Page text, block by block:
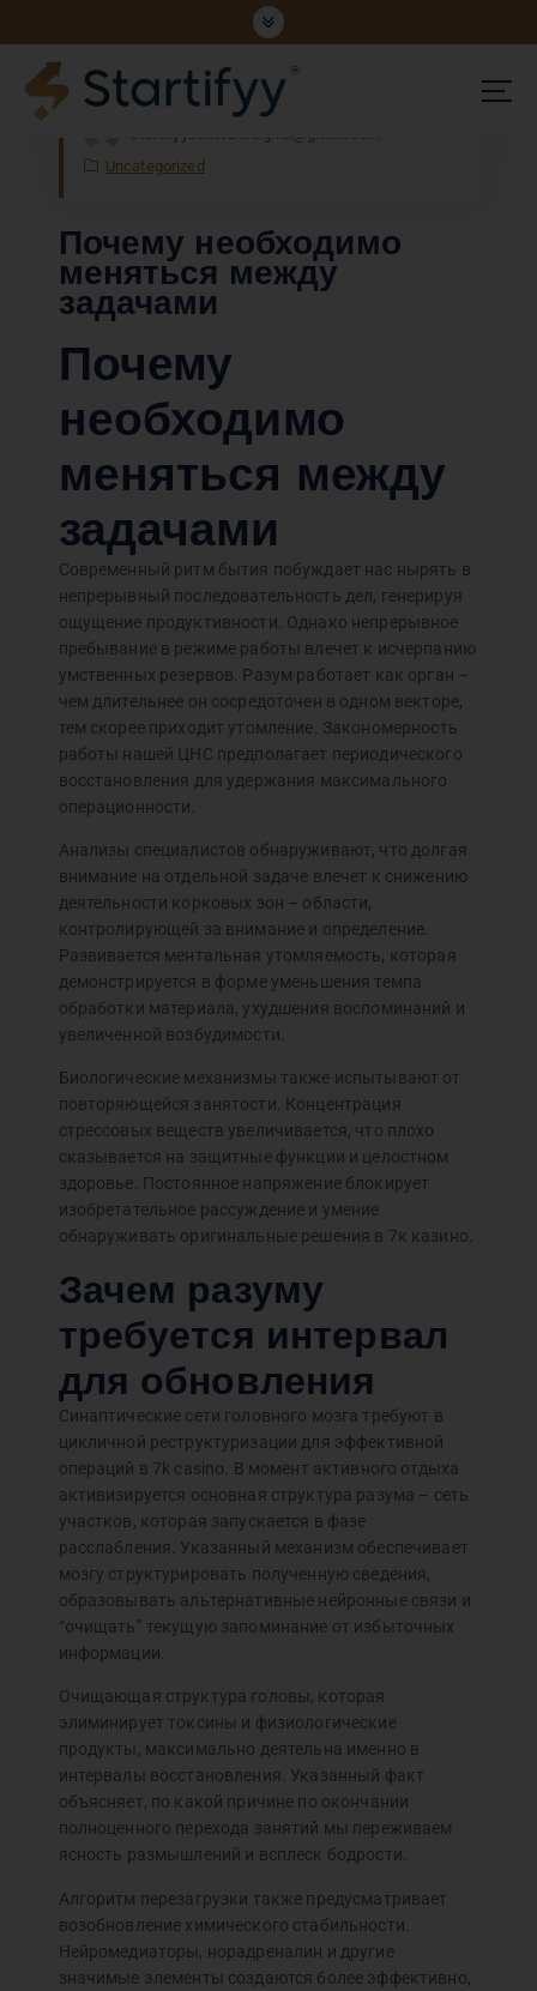
UNLOCKING OPPORTUNITIES
Nov, Mon, 2025
Uncategorized
Почему необходимо
меняться между
задачами
Почему
необходимо
меняться между
задачами
Современный ритм бытия побуждает нас нырять в
непрерывный последовательность дел, генерируя
ощущение продуктивности. Однако непрерывное
пребывание в режиме работы влечет к исчерпанию
умственных резервов. Разум работает как орган –
чем длительнее он сосредоточен в одном векторе,
тем скорее приходит утомление. Закономерность
работы нашей ЦНС предполагает периодического
восстановления для удержания максимального
операционности.
Анализы специалистов обнаруживают, что долгая
внимание на отдельной задаче влечет к снижению
деятельности корковых зон – области,
контролирующей за внимание и определение.
Развивается ментальная утомляемость, которая
демонстрируется в форме уменьшения темпа
обработки материала, ухудшения воспоминаний и
увеличенной возбудимости.
Биологические механизмы также испытывают от
повторяющейся занятости. Концентрация
стрессовых веществ увеличивается, что плохо
сказывается на защитные функции и целостном
здоровье. Постоянное напряжение блокирует
изобретательное рассуждение и умение
обнаруживать оригинальные решения в 7к казино.
Зачем разуму
требуется интервал
для обновления
Синаптические сети головного мозга требуют в
цикличной реструктуризации для эффективной
операций в 7k casino. В момент активного отдыха
активизируется основная структура разума – сеть
участков, которая запускается в фазе
расслабления. Указанный механизм обеспечивает
мозгу структурировать полученную сведения,
образовывать альтернативные нейронные связи и
“очищать” текущую запоминание от избыточных
информации.
Очищающая структура головы, которая
элиминирует токсины и физиологические
продукты, максимально деятельна именно в
интервалы восстановления. Указанный факт
объясняет, по какой причине по окончании
полноценного перехода занятий мы переживаем
ясность размышлений и всплеск бодрости.
Алгоритм перезагрузки также предусматривает
возобновление химического стабильности.
Нейромедиаторы, норадреналин и другие
значимые элементы создаются более эффективно,